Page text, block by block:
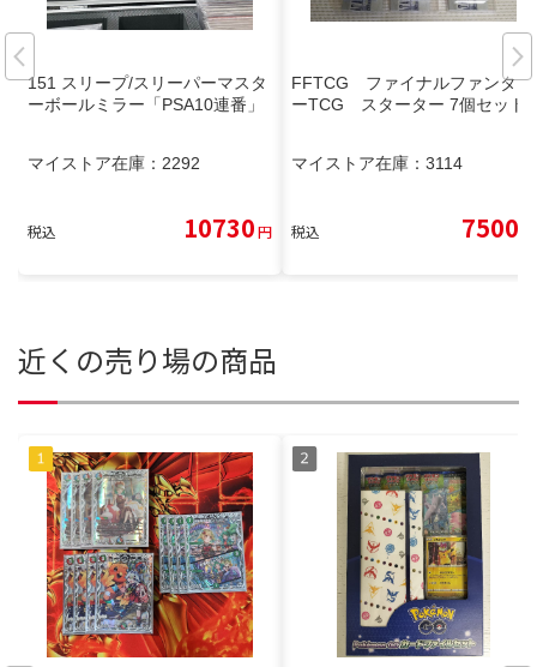
151 スリープ/スリーパーマスタ
ーボールミラー「PSA10連番」
マイストア在庫： 2292
税込 10730円
FFTCG ファイナルファンタジ
ーTCG スターター 7個セット
マイストア在庫： 3114
税込 7500
近くの売り場の商品